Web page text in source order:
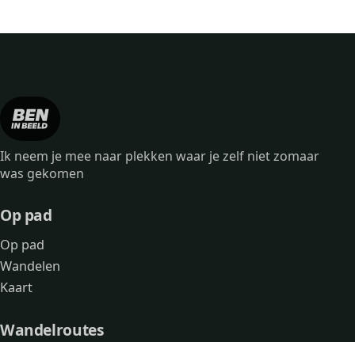
Ik neem je mee naar plekken waar je zelf niet zomaar
was gekomen
Op pad
Op pad
Wandelen
Kaart
Wandelroutes